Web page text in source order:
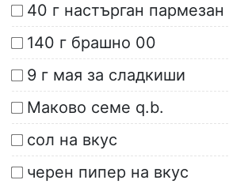
40 г настърган пармезан
140 г брашно 00
9 г мая за сладкиши
Маково семе q.b.
сол на вкус
черен пипер на вкус